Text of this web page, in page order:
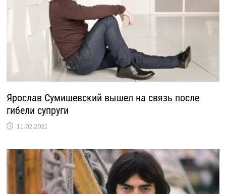
Ярослав Сумишевский вышел на связь после
гибели супруги
11.02.2021